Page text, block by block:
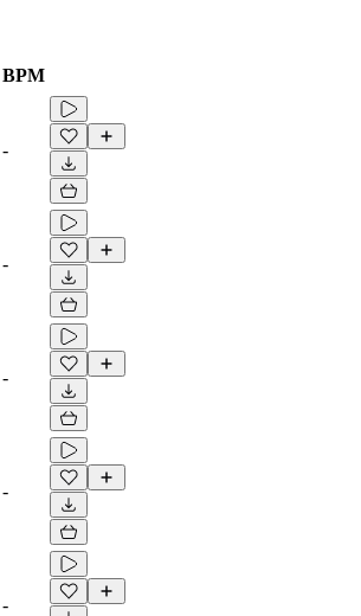
BPM
-
-
-
-
-